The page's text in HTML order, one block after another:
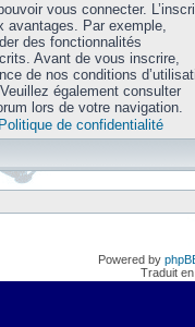
vous connecter.
avantages. Par exemple,
des fonctionnalités
Avant de vous inscrire,
de nos conditions
également consulter
lors de votre navigation.
Politique de confidentialité
Powered by
Traduit